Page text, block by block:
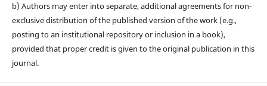
b) Authors may enter into separate, additional agreements for non-
exclusive distribution of the published version of the work (e.g.,
posting to an institutional repository or inclusion in a book),
provided that proper credit is given to the original publication in this
journal.